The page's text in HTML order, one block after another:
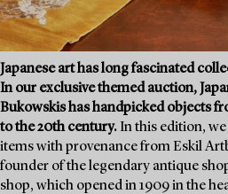
Japanese art has long fascinated
In our exclusive themed auction,
Bukowskis has handpicked objects
to the 20th century. In this edition,
items with provenance from Eskil
founder of the legendary antique
shop, which opened in 1909 in the